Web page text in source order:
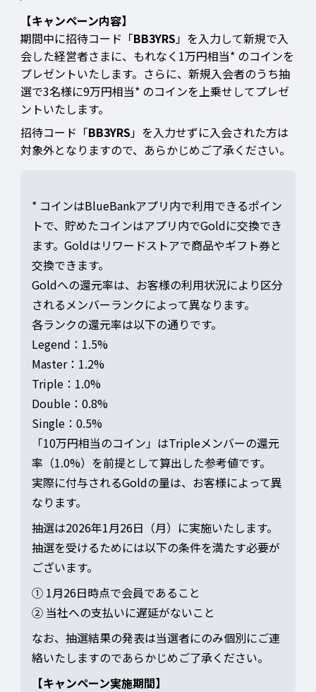
【キャンペーン内容】
期間中に招待コード「BB3YRS 」を入力して新規で入
会した経営者さまに、もれなく1万円相当* のコインを
プレゼントいたします。さらに、新規入会者のうち抽
選で3名様に9万円相当* のコインを上乗せしてプレゼ
ントいたします。
招待コード「BB3YRS 」を入力せずに入会された方は
対象外となりますので、あらかじめご了承ください。
* コインはBlueBankアプリ内で利用できるポイン
トで、貯めたコインはアプリ内でGoldに交換でき
ます。Goldはリワードストアで商品やギフト券と
交換できます。
Goldへの還元率は、お客様の利用状況により区分
されるメンバーランクによって異なります。
各ランクの還元率は以下の通りです。
Legend：1.5%
Master：1.2%
Triple：1.0%
Double：0.8%
Single：0.5%
「10万円相当のコイン」はTripleメンバーの還元
率（1.0%）を前提として算出した参考値です。
実際に付与されるGoldの量は、お客様によって異
なります。
抽選は2026年1月26日（月）に実施いたします。
抽選を受けるためには以下の条件を満たす必要が
ございます。
① 1月26日時点で会員であること
② 当社への支払いに遅延がないこと
なお、抽選結果の発表は当選者にのみ個別にご連
絡いたしますのであらかじめご了承ください。
【キャンペーン実施期間】